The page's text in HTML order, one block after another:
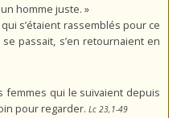
homme juste. »
s’étaient rassemblés pour ce
passait, s’en retournaient en
femmes qui le suivaient depuis
pour regarder. Lc 23,1-49